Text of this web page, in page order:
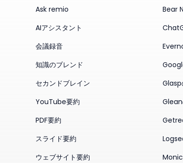
Ask remio
AIアシスタント
会議録音
知識のブレンド
セカンドブレイン
YouTube要約
PDF要約
スライド要約
ウェブサイト要約
Bear
Glasp